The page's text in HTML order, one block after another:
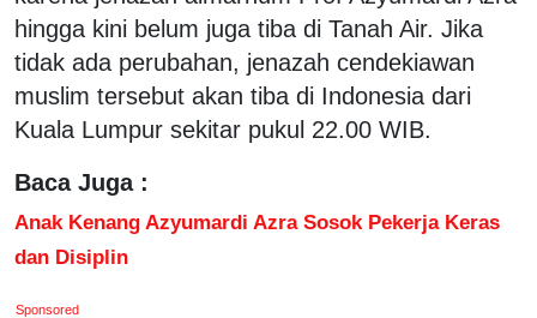
hingga kini belum juga tiba di Tanah Air. Jika
tidak ada perubahan, jenazah cendekiawan
muslim tersebut akan tiba di Indonesia dari
Kuala Lumpur sekitar pukul 22.00 WIB.
Baca Juga :
Anak Kenang Azyumardi Azra Sosok Pekerja Keras
dan Disiplin
Sponsored